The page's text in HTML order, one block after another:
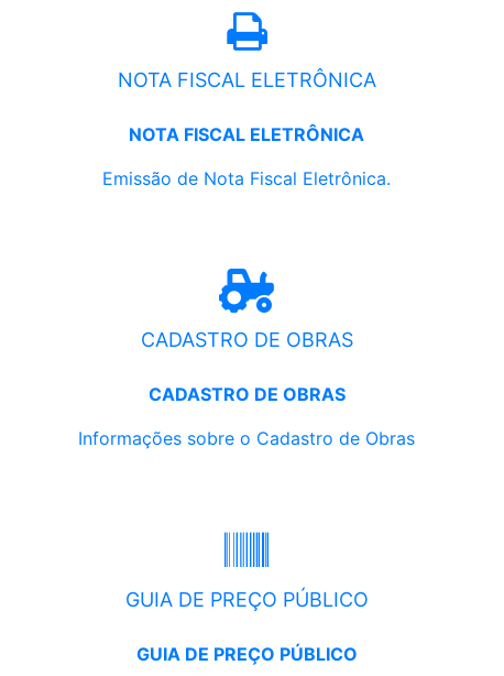
NOTA FISCAL ELETRÔNICA
NOTA FISCAL ELETRÔNICA
Emissão de Nota Fiscal Eletrônica.
CADASTRO DE OBRAS
CADASTRO DE OBRAS
Informações sobre o Cadastro de Obras
GUIA DE PREÇO PÚBLICO
GUIA DE PREÇO PÚBLICO